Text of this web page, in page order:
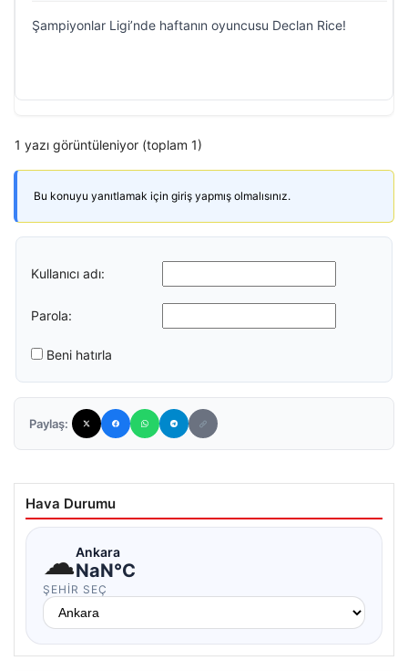
Şampiyonlar Ligi’nde haftanın oyuncusu Declan Rice!
1 yazı görüntüleniyor (toplam 1)
Bu konuyu yanıtlamak için giriş yapmış olmalısınız.
Kullanıcı adı:
Parola:
Beni hatırla
Paylaş:
Hava Durumu
☁Ankara
NaN°C
ŞEHIR SEÇ